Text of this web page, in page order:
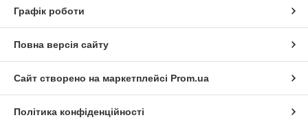
Графік роботи
Повна версія сайту
Сайт створено на маркетплейсі Prom.ua
Політика конфіденційності